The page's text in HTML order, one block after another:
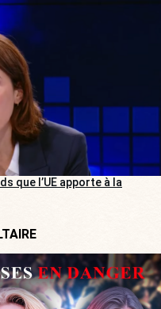
que l’UE apporte à la